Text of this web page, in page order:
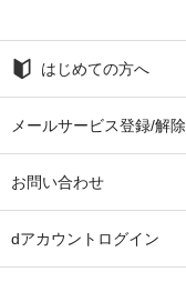
はじめての方へ
メールサービス登録/解除
お問い合わせ
dアカウントログイン